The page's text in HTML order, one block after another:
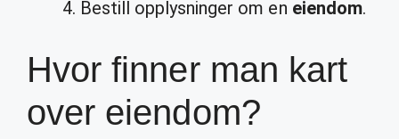
Bestill opplysninger om en eiendom.
Hvor finner man kart
over eiendom?